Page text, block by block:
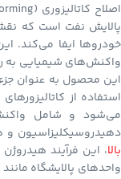
پالایش نفت است که نقش
خودروها ایفا می‌کند.
این محصول به عنوان
استفاده از
می‌شود و شامل
دهیدروسیکلیزاسیون و
بالا، این فرآیند
واحدهای پالایشگاه